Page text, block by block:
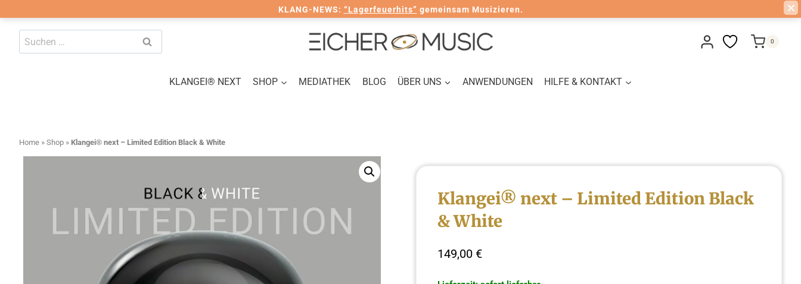
springen
Suchen
nach:
0
KLANGEI® NEXT SHOP MEDIATHEK BLOG ÜBER UNS ANWENDUNGEN HILFE & KONTAKT
Home » Shop » Klangei® next – Limited Edition Black & White
Klangei® next – Limited Edition Black
& White
149,00 €
KLANG-NEWS: “Lagerfeuerhits” gemeinsam Musizieren.